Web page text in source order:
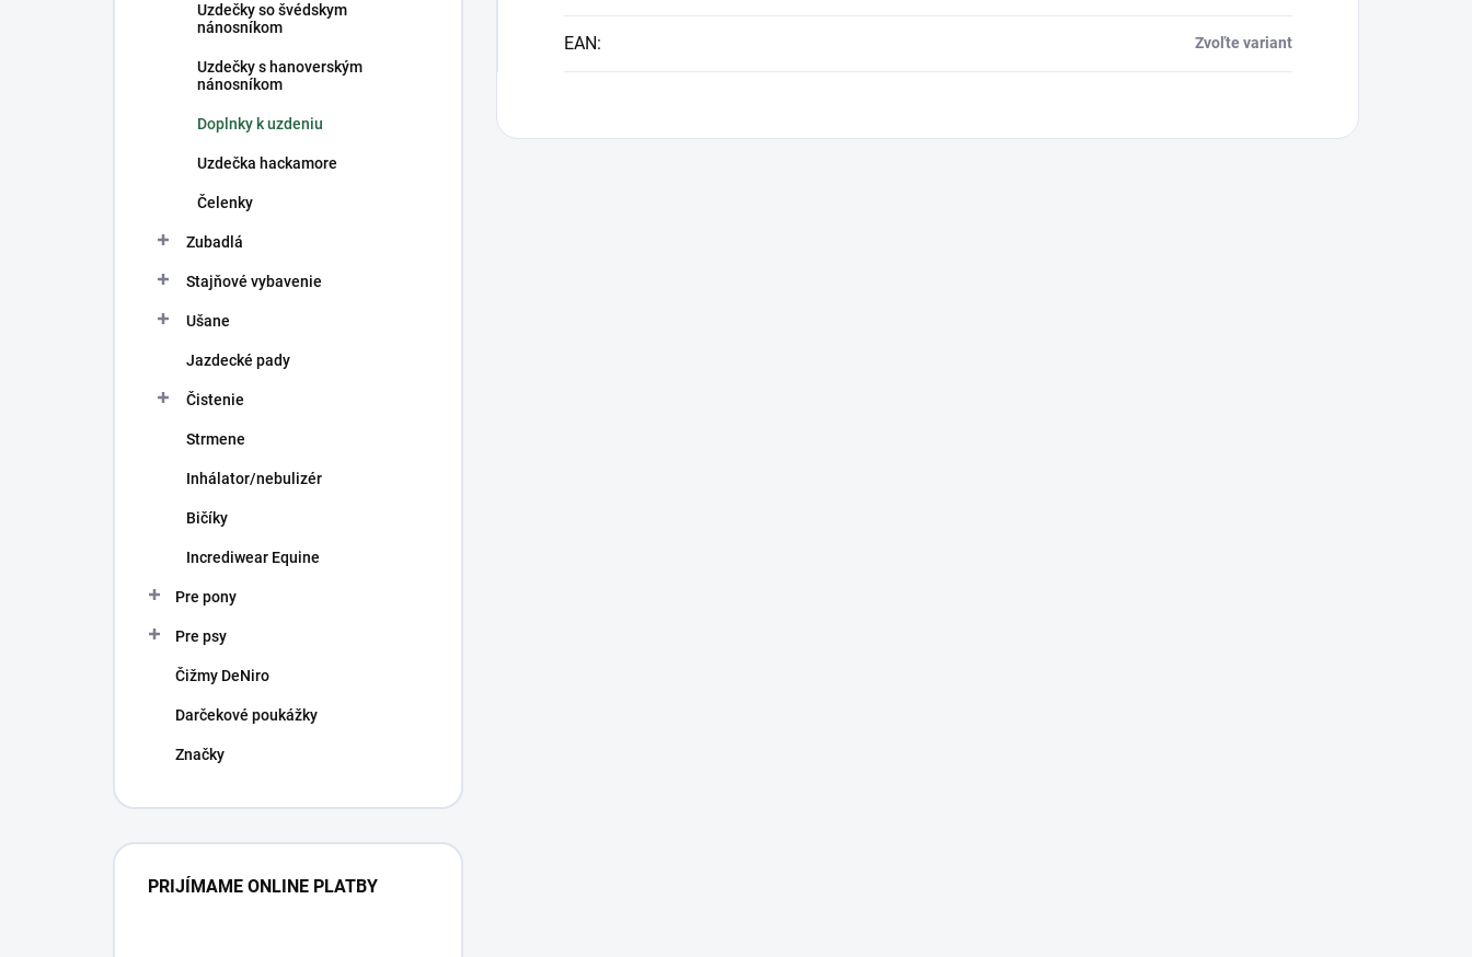
Uzdečky so švédskym
nánosníkom
Uzdečky s hanoverským
nánosníkom
Doplnky k uzdeniu
Uzdečka hackamore
Čelenky
Zubadlá
Stajňové vybavenie
Ušane
Jazdecké pady
Čistenie
Strmene
Inhálator/nebulizér
Bičíky
Incrediwear Equine
Pre pony
Pre psy
Čižmy DeNiro
Darčekové poukážky
Značky
PRIJÍMAME ONLINE PLATBY
EAN: Zvoľte variant